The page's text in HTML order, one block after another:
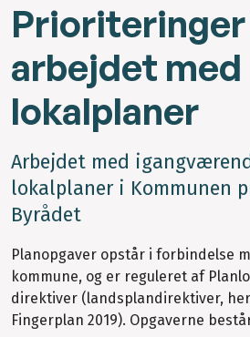
Prioriteringer
arbejdet med
lokalplaner
Arbejdet med
lokalplaner i Kommunen
Byrådet
Planopgaver opstår i forbindelse
kommune, og er reguleret af
direktiver (landsplandirektiver,
Fingerplan 2019). Opgaverne